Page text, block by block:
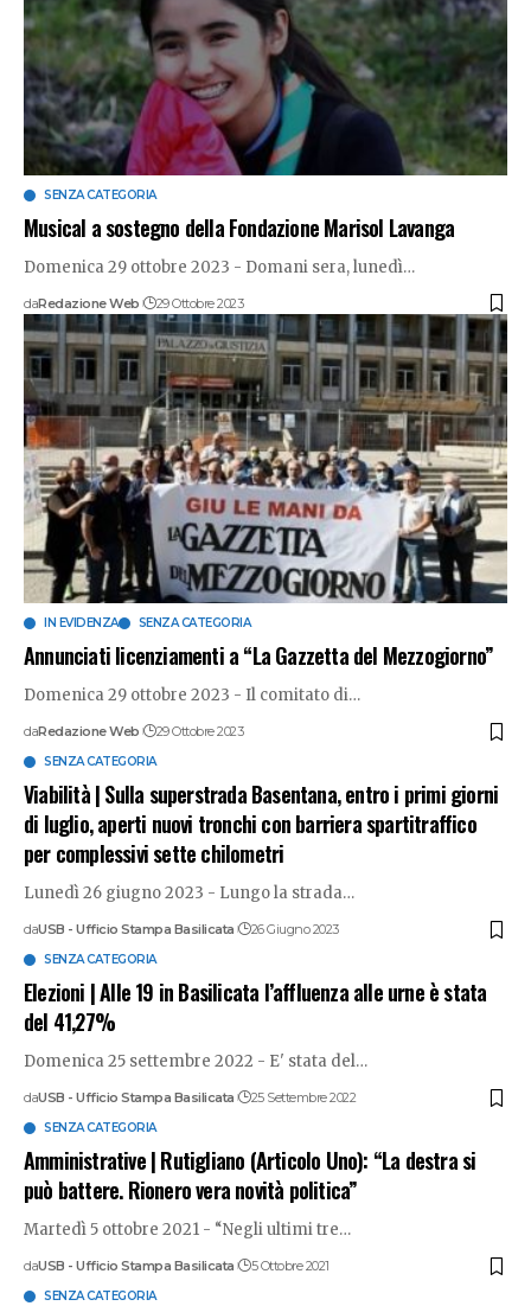
SENZA CATEGORIA
Musical a sostegno della Fondazione Marisol Lavanga
Domenica 29 ottobre 2023 - Domani sera, lunedì…
daRedazione Web 29 Ottobre 2023
IN EVIDENZA SENZA CATEGORIA
Annunciati licenziamenti a “La Gazzetta del Mezzogiorno”
Domenica 29 ottobre 2023 - Il comitato di…
daRedazione Web 29 Ottobre 2023
SENZA CATEGORIA
Viabilità | Sulla superstrada Basentana, entro i primi giorni
di luglio, aperti nuovi tronchi con barriera spartitraffico
per complessivi sette chilometri
Lunedì 26 giugno 2023 - Lungo la strada…
daUSB - Ufficio Stampa Basilicata 26 Giugno 2023
SENZA CATEGORIA
Elezioni | Alle 19 in Basilicata l’affluenza alle urne è stata
del 41,27%
Domenica 25 settembre 2022 - E' stata del…
daUSB - Ufficio Stampa Basilicata 25 Settembre 2022
SENZA CATEGORIA
Amministrative | Rutigliano (Articolo Uno): “La destra si
può battere. Rionero vera novità politica”
Martedì 5 ottobre 2021 - “Negli ultimi tre…
daUSB - Ufficio Stampa Basilicata 5 Ottobre 2021
SENZA CATEGORIA